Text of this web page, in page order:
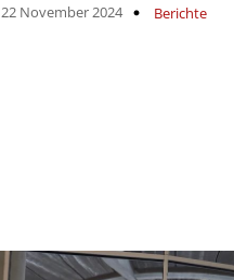
22 November 2024 Berichte